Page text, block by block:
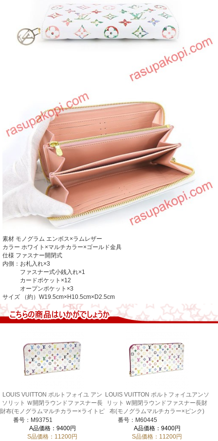
素材 モノグラム エンボス×ラムレザー
カラー ホワイト×マルチカラー×ゴールド金具
仕様 ファスナー開閉式
内側：お札入れ×3
ファスナー式小銭入れ×1
カードポケット×12
オープンポケット×3
サイズ
（約）W19.5cm×H10.5cm×D2.5cm
LOUIS VUITTON ポルトフォイユ アン
ソリット Ｗ開閉ラウンドファスナー長
財布(モノグラムマルチカラー×ライトピ
ンク) M93751
番号：M93751
A品価格：9400円
S品価格：11200円
LOUIS VUITTON ポルトフォイユアンソ
リット Ｗ開閉ラウンドファスナー長財
布(モノグラムマルチカラー×ピンク)
M60445
番号：M60445
A品価格：9400円
S品価格：11200円